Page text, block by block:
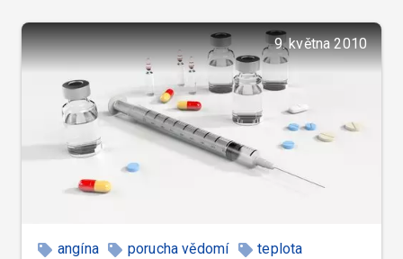
9. května 2010
angína porucha vědomí
teplota